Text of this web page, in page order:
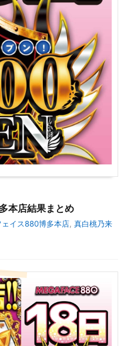
本店結果まとめ
ェイス880博多本店, 真白桃乃来